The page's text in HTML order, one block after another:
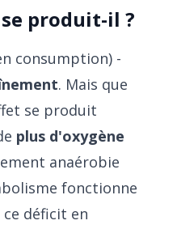
produit-il ?
consumption) -
. Mais que
se produit
plus d'oxygène
anaérobie
fonctionne
déficit en